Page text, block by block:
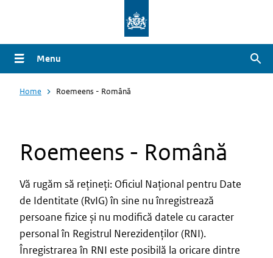
naar
de
gaan
Menu
Home Roemeens - Română
Roemeens - Română
Vă rugăm să rețineți: Oficiul Național pentru Date
de Identitate (RvIG) în sine nu înregistrează
persoane fizice și nu modifică datele cu caracter
personal în Registrul Nerezidenților (RNI).
Înregistrarea în RNI este posibilă la oricare dintre